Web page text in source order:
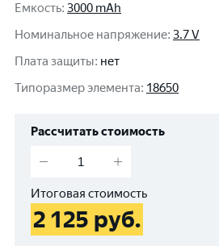
Емкость: 3000 mAh
Номинальное напряжение: 3.7 V
Плата защиты: нет
Типоразмер элемента: 18650
Рассчитать стоимость
Итоговая стоимость
2 125 руб.